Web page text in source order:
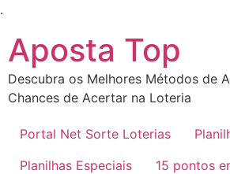
.
conteúdo
Aposta Top
Descubra os Melhores Métodos de
Chances de Acertar na Loteria
Portal Net Sorte Loterias
Planilhas Especiais
15 pontos